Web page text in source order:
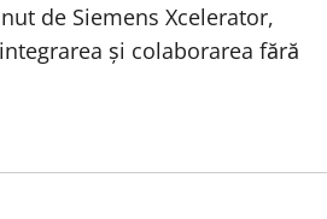
de Siemens Xcelerator,
și colaborarea fără